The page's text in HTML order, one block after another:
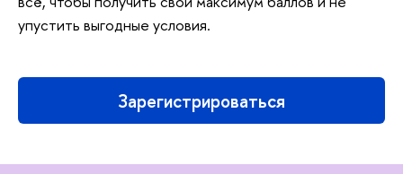
упустить выгодные условия.
Зарегистрироваться